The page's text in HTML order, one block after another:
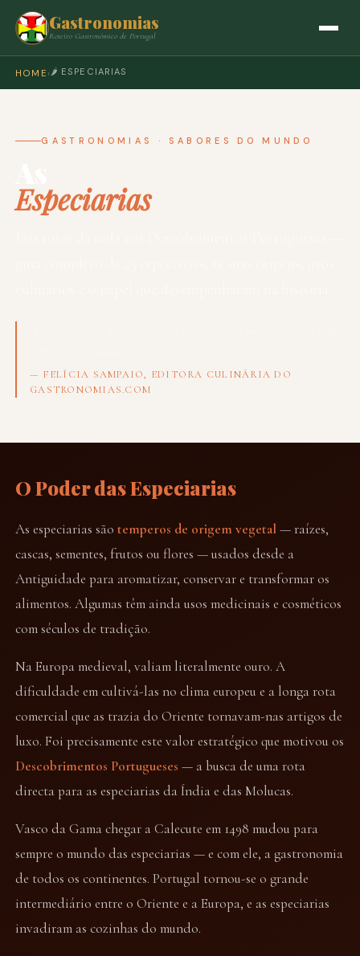
Gastronomias
Roteiro Gastronómico de Portugal
HOME › 🌶️ ESPECIARIAS
GASTRONOMIAS · SABORES DO MUNDO
Especiarias
— FELÍCIA SAMPAIO, EDITORA CULINÁRIA DO
GASTRONOMIAS.COM
O Poder das Especiarias
As especiarias sãotemperos de origem vegetal— raízes,
cascas, sementes, frutos ou flores — usados desde a
Antiguidade para aromatizar, conservar e transformar os
alimentos. Algumas têm ainda usos medicinais e cosméticos
com séculos de tradição.
Na Europa medieval, valiam literalmente ouro. A
dificuldade em cultivá-las no clima europeu e a longa rota
comercial que as trazia do Oriente tornavam-nas artigos de
luxo. Foi precisamente este valor estratégico que motivou os
Descobrimentos Portugueses — a busca de uma rota
directa para as especiarias da Índia e das Molucas.
Vasco da Gama chegar a Calecute em 1498 mudou para
sempre o mundo das especiarias — e com ele, a gastronomia
de todos os continentes. Portugal tornou-se o grande
intermediário entre o Oriente e a Europa, e as especiarias
invadiram as cozinhas do mundo.